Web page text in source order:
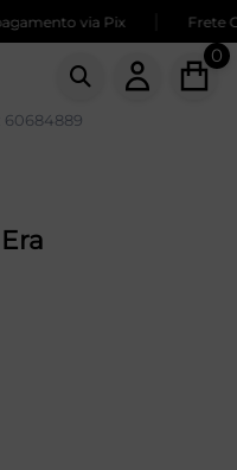
via Pix Frete
0
60684889